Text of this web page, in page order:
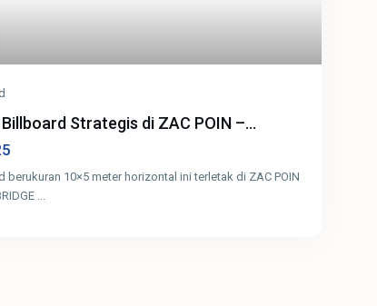
Strategis di ZAC POIN –...
berukuran 10×5 meter horizontal ini terletak di ZAC POIN
...